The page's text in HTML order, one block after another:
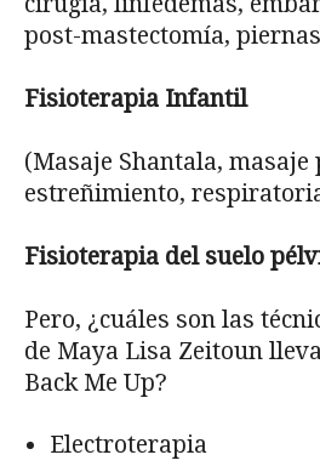
post-mastectomía,
Fisioterapia Infantil
(Masaje Shantala, masaje
estreñimiento,
Fisioterapia del suelo
Pero, ¿cuáles son las
de Maya Lisa Zeitoun
Back Me Up?
Electroterapia